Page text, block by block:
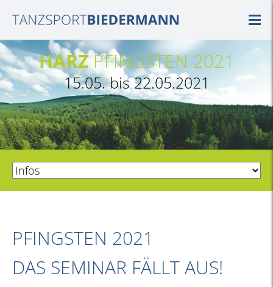
HARZPFINGSTEN 2021
15.05. bis 22.05.2021
PFINGSTEN 2021
DAS SEMINAR FÄLLT AUS!